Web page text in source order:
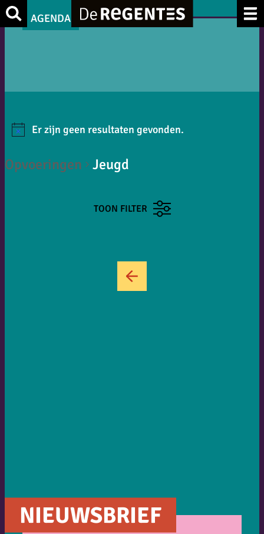
Zoek
AGENDA
Er zijn geen resultaten gevonden.
Opvoeringen Jeugd
TOON FILTER
NIEUWSBRIEF